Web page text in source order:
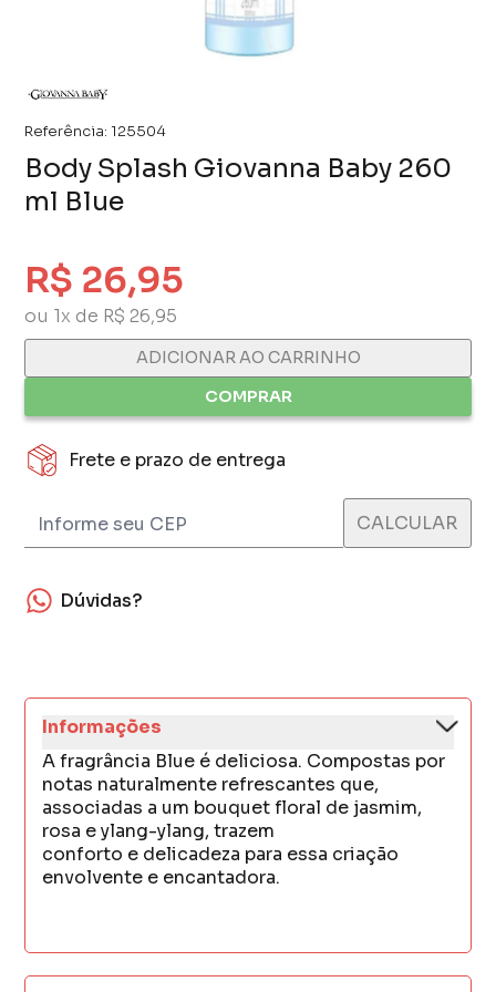
Referência: 125504
Body Splash Giovanna Baby 260
ml Blue
R$ 26,95
ou 1x de R$ 26,95
ADICIONAR AO CARRINHO
COMPRAR
Frete e prazo de entrega
Dúvidas?
Informações
A fragrância Blue é deliciosa. Compostas por
notas naturalmente refrescantes que,
associadas a um bouquet floral de jasmim,
rosa e ylang-ylang, trazem
conforto e delicadeza para essa criação
envolvente e encantadora.